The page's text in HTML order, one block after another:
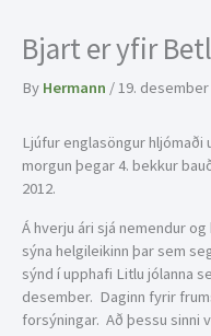
Bjart er yfir
By Hermann /19. desember
Ljúfur englasöngur hljómaði
morgun þegar 4. bekkur
2012.
Á hverju ári sjá nemendur
sýna helgileikinn þar sem
sýnd í upphafi Litlu jólanna
desember. Daginn fyrir
forsýningar. Að þessu sinni